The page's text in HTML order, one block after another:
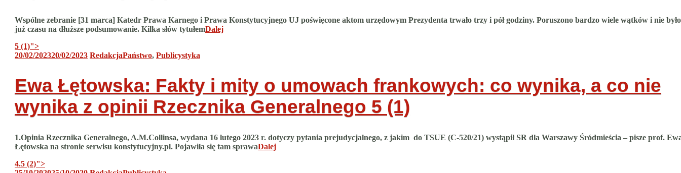
Wspólne zebranie [31 marca] Katedr Prawa Karnego i Prawa Konstytucyjnego UJ poświęcone aktom urzędowym Prezydenta trwało trzy i pół godziny. Poruszono bardzo wiele wątków i nie było
już czasu na dłuższe podsumowanie. Kilka słów tytułemDalej
5 (1)">
20/02/202320/02/2023 RedakcjaPaństwo, Publicystyka
Ewa Łętowska: Fakty i mity o umowach frankowych: co wynika, a co nie
wynika z opinii Rzecznika Generalnego 5 (1)
1.Opinia Rzecznika Generalnego, A.M.Collinsa, wydana 16 lutego 2023 r. dotyczy pytania prejudycjalnego, z jakim do TSUE (C-520/21) wystąpił SR dla Warszawy Śródmieścia – pisze prof.
Łętowska na stronie serwisu konstytucyjny.pl. Pojawiła się tam sprawaDalej
4.5 (2)">